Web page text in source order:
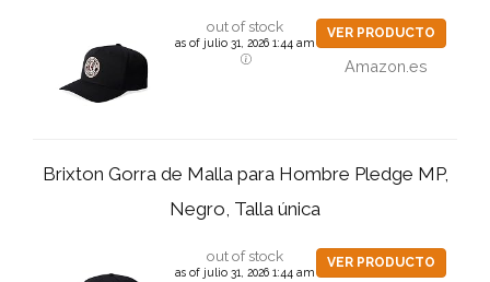
out of stock
as of julio 31, 2026 1:44 am
VER PRODUCTO
Amazon.es
Brixton Gorra de Malla para Hombre Pledge MP,
Negro, Talla única
out of stock
as of julio 31, 2026 1:44 am
VER PRODUCTO